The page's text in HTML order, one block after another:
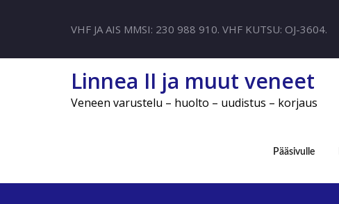
VHF JA AIS MMSI: 230 988 910. VHF KUTSU: OJ-3604.
Linnea II ja muut veneet
Veneen varustelu – huolto – uudistus – korjaus
Pääsivulle